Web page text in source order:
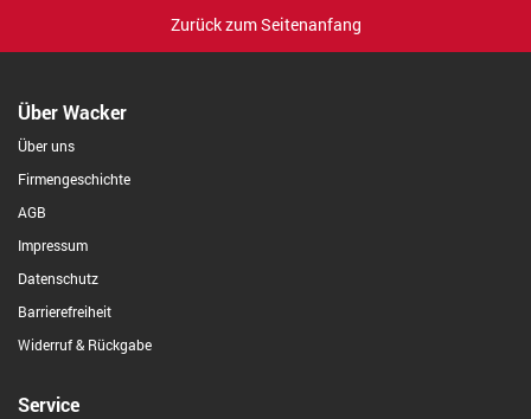
Zurück zum Seitenanfang
Über Wacker
Über uns
Firmengeschichte
AGB
Impressum
Datenschutz
Barrierefreiheit
Widerruf & Rückgabe
Service